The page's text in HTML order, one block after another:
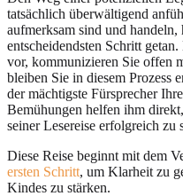
tatsächlich überwältigend
aufmerksam sind und handeln,
entscheidendsten Schritt
vor, kommunizieren Sie offen
bleiben Sie in diesem Prozess
der mächtigste Fürsprecher
Bemühungen helfen ihm
seiner Lesereise erfolgreich zu
Diese Reise beginnt mit dem
ersten Schritt, um Klarheit zu
Kindes zu stärken.